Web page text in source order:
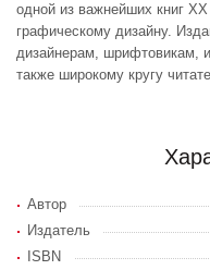
одной из важнейших книг
графическому дизайну.
дизайнерам, шрифтовикам,
также широкому кругу
Автор
Издатель
ISBN